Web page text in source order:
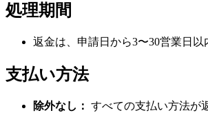
処理期間
返金は、申請日から3〜30営業日以
支払い方法
除外なし： すべての支払い方法が